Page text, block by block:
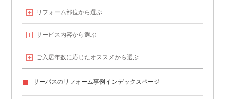
リフォーム部位から選ぶ
サービス内容から選ぶ
ご入居年数に応じたオススメから選ぶ
サーパスのリフォーム事例 インデックスページ